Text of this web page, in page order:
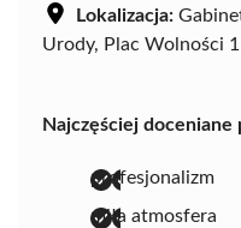
Lokalizacja:
Urody, Plac Wolności
Najczęściej
profesjonalizm
miła atmosfera